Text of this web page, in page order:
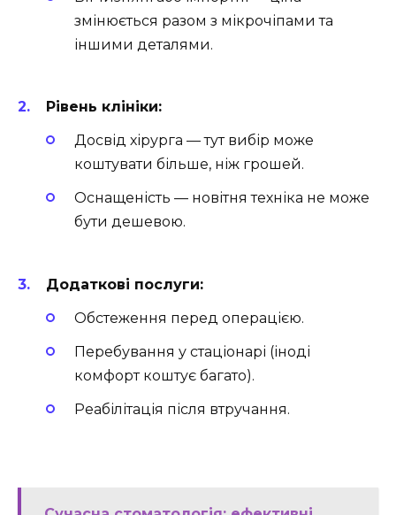
змінюється разом з мікрочіпами та
іншими деталями.
Рівень клініки:
Досвід хірурга — тут вибір може
коштувати більше, ніж грошей.
Оснащеність — новітня техніка не може
бути дешевою.
Додаткові послуги:
Обстеження перед операцією.
Перебування у стаціонарі (іноді
комфорт коштує багато).
Реабілітація після втручання.